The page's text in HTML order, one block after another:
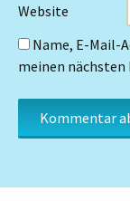
Website
Name, E-Mail-
meinen